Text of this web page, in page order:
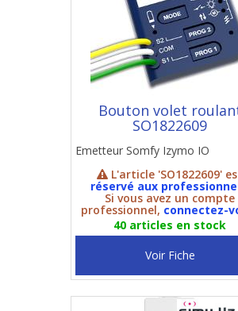
Bouton volet
SO1822609
Emetteur Somfy Izymo IO
L'article 'SO1822609'
réservé aux
Si vous avez un compte
professionnel, connectez-
40 articles en stock
Voir Fiche